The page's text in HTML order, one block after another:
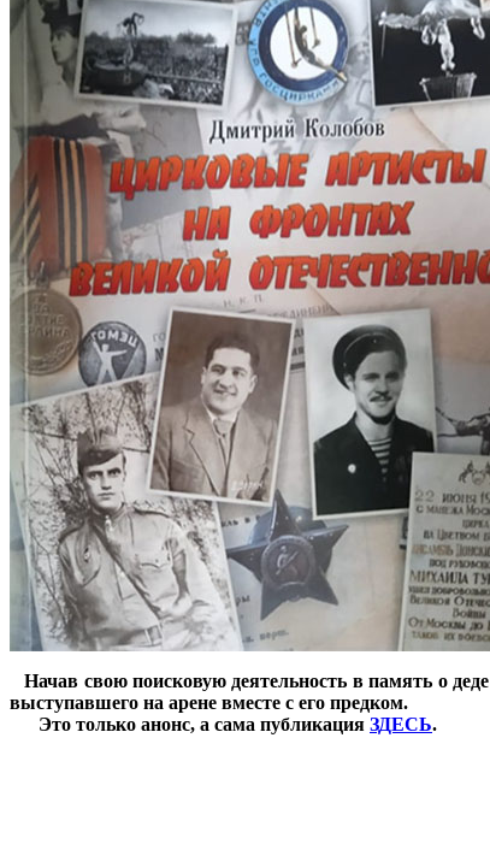
Начав свою поисковую деятельность в память о деде
выступавшего на арене вместе с его предком.
Это только анонс, а сама публикация ЗДЕСЬ.